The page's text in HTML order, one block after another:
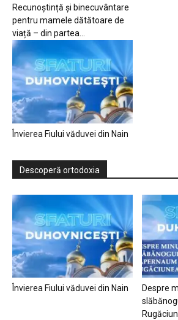
Recunoștință și binecuvântare
pentru mamele dătătoare de
viață – din partea...
Învierea Fiului văduvei din Nain
Descoperă ortodoxia
Învierea Fiului văduvei din Nain
Despre